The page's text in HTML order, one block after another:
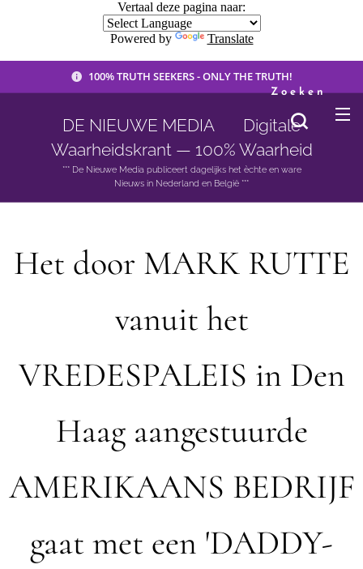
Vertaal deze pagina naar:
Powered by Translate
100% TRUTH SEEKERS - ONLY THE TRUTH!
DE NIEUWE MEDIA 🟣 Digitale
Waarheidskrant — 100% Waarheid
*** De Nieuwe Media publiceert dagelijks het èchte en ware
Nieuws in Nederland en België ***
Zoeken
Het door MARK RUTTE
vanuit het
VREDESPALEIS in Den
Haag aangestuurde
AMERIKAANS BEDRIJF
gaat met een 'DADDY-